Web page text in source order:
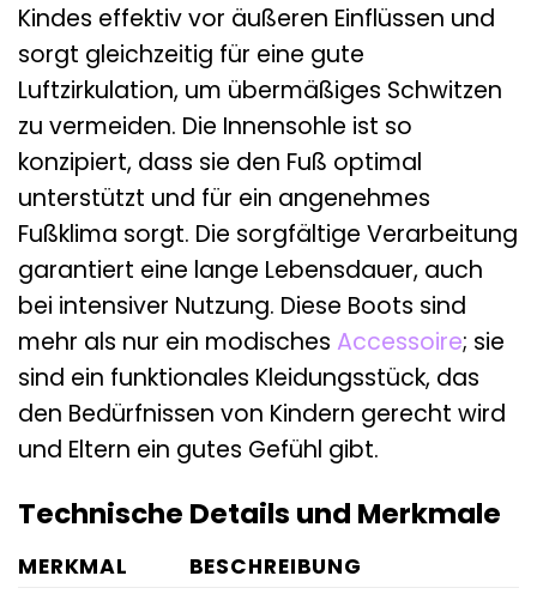
Kindes effektiv vor äußeren Einflüssen und
sorgt gleichzeitig für eine gute
Luftzirkulation, um übermäßiges Schwitzen
zu vermeiden. Die Innensohle ist so
konzipiert, dass sie den Fuß optimal
unterstützt und für ein angenehmes
Fußklima sorgt. Die sorgfältige Verarbeitung
garantiert eine lange Lebensdauer, auch
bei intensiver Nutzung. Diese Boots sind
mehr als nur ein modisches Accessoire; sie
sind ein funktionales Kleidungsstück, das
den Bedürfnissen von Kindern gerecht wird
und Eltern ein gutes Gefühl gibt.
Technische Details und Merkmale
MERKMAL BESCHREIBUNG